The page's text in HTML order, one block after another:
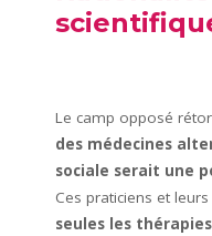
Le camp opposé
des médecines
sociale serait une
Ces praticiens et
seules les